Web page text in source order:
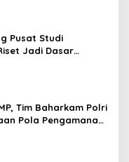
Pusat Studi
Jadi Dasar
Tim Baharkam Polri
Pola Pengamanan
Jabar